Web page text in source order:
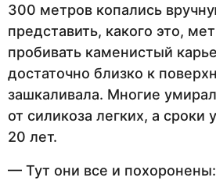
300 метров копались
представить, какого это,
пробивать каменистый
достаточно близко к
зашкаливала. Многие
от силикоза легких, а сроки
20 лет.
— Тут они все и